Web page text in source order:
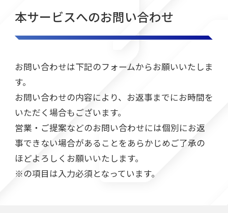
本サービスへのお問い合わせ
お問い合わせは下記のフォームからお願いいたしま
す。
お問い合わせの内容により、お返事までにお時間を
いただく場合もございます。
営業・ご提案などのお問い合わせには個別にお返
事できない場合があることをあらかじめご了承の
ほどよろしくお願いいたします。
※の項目は入力必須となっています。